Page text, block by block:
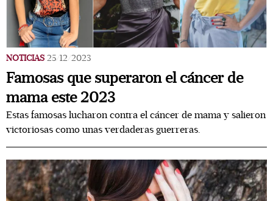
NOTICIAS 25/12/2023
Famosas que superaron el cáncer de
mama este 2023
Estas famosas lucharon contra el cáncer de mama y salieron
victoriosas como unas verdaderas guerreras.